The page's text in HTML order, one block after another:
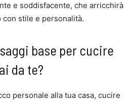
e soddisfacente, che arricchirà
stile e personalità.
base per cucire
da te?
personale alla tua casa, cucire